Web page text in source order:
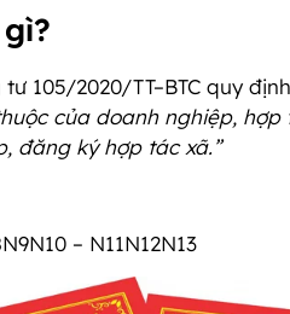
105/2020/TT–BTC quy
của doanh nghiệp,
đăng ký hợp tác xã.”
– N11N12N13